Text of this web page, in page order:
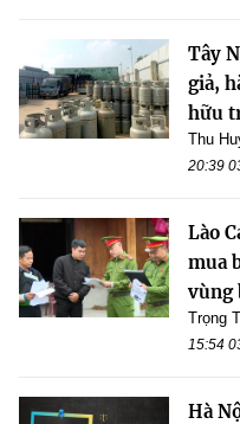
Tây
giả,
hữu
Thu
20:39
Lào
mua
vùng
Trọng
15:54
Hà